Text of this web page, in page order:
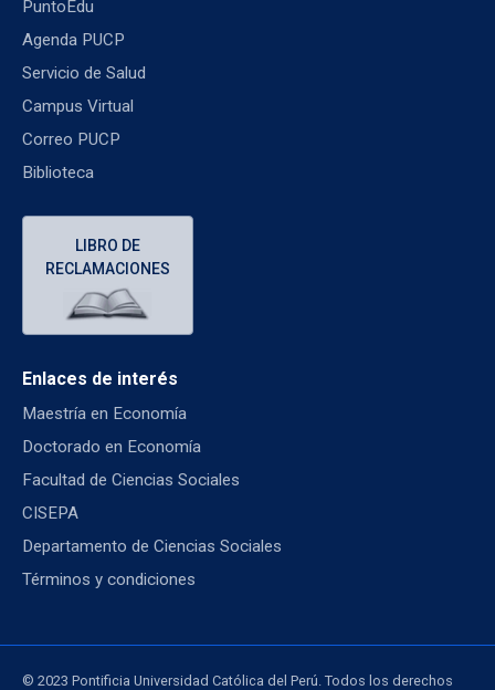
PuntoEdu
Agenda PUCP
Servicio de Salud
Campus Virtual
Correo PUCP
Biblioteca
LIBRO DE
RECLAMACIONES
Enlaces de interés
Maestría en Economía
Doctorado en Economía
Facultad de Ciencias Sociales
CISEPA
Departamento de Ciencias Sociales
Términos y condiciones
© 2023 Pontificia Universidad Católica del Perú. Todos los derechos